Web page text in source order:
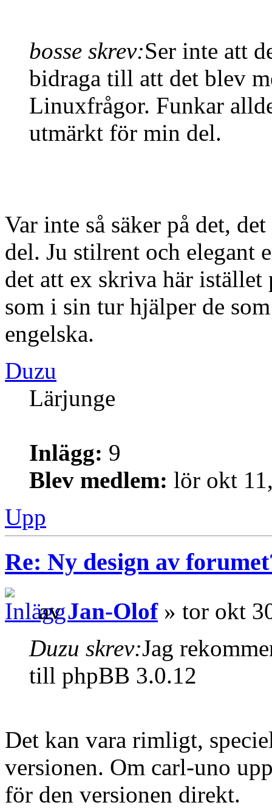
bosse skrev:Ser inte att
bidraga till att det blev
Linuxfrågor. Funkar
utmärkt för min del.
Var inte så säker på det,
del. Ju stilrent och elegant
det att ex skriva här
som i sin tur hjälper de
engelska.
Duzu
Lärjunge
Inlägg: 9
Blev medlem: lör okt
Upp
Re: Ny design av
avJan-Olof» tor okt
Duzu skrev:Jag
till phpBB 3.0.12
Det kan vara rimligt,
versionen. Om carl-uno
för den versionen direkt.